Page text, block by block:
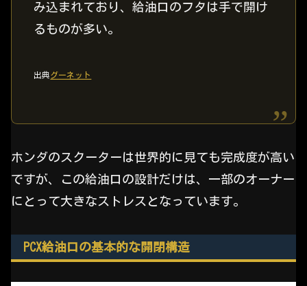
み込まれており、給油口のフタは手で開け
るものが多い。
出典グーネット
ホンダのスクーターは世界的に見ても完成度が高い
ですが、この給油口の設計だけは、一部のオーナー
にとって大きなストレスとなっています。
PCX給油口の基本的な開閉構造